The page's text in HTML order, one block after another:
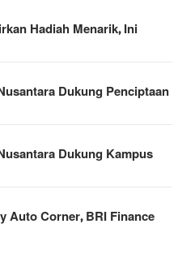
Hadiah Menarik, Ini
Dukung Penciptaan
Dukung Kampus
Auto Corner, BRI Finance